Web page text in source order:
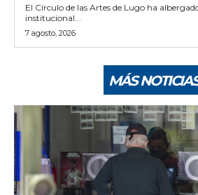
El Círculo de las Artes de Lugo ha
institucional...
7 agosto, 2026
MÁS